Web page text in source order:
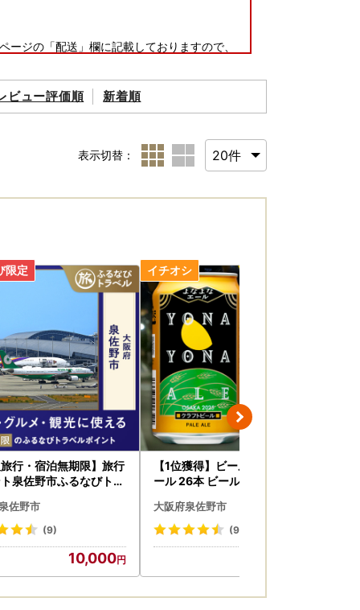
ジの「配送」欄に記載しておりますので、
力いただくか、お問い合わせ先までご連絡
のであらかじめご了承ください。
しております。
すので、お早めにお受け取りいただきますよ
いましたら、大変お手数ではございますがお
る場合がございますのであらかじめご了承く
、公的個人認証アプリ「IAM」を利用したス
要のため手間のかかるお手続きを大幅に減ら
すと幸いです。詳細につきましては、ご寄
知のメールをお送りしております。なお、メ
証サービス【IAM （アイアム）】を利用した
ビュー評価順 新着順
表示切替：
行・宿泊無期限】旅行
泉佐野市ふるなびトラ
佐野市
(9)
10,000
【1位獲得】ビール よなよなエ
ール 26本 ビール
大阪府泉佐野市
(953)